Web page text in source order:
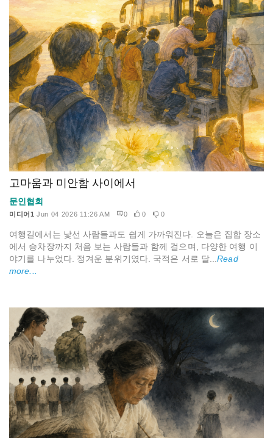
고마움과 미안함 사이에서
문인협회
미디어1 Jun 04 2026 11:26 AM 0 0 0
여행길에서는 낯선 사람들과도 쉽게 가까워진다. 오늘은 집합 장소
에서 승차장까지 처음 보는 사람들과 함께 걸으며, 다양한 여행 이
야기를 나누었다. 정겨운 분위기였다. 국적은 서로 달...Read
more...